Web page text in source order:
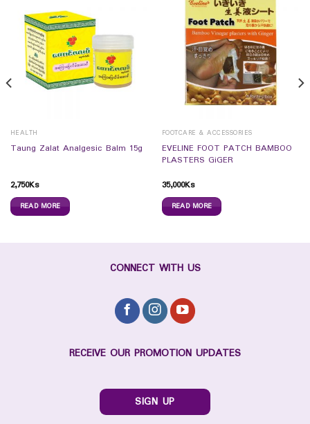
HEALTH
Taung Zalat Analgesic Balm 15g
2,750Ks
READ MORE
FOOTCARE & ACCESSORIES
EVELINE FOOT PATCH BAMBOO
PLASTERS GiGER
35,000Ks
READ MORE
CONNECT WITH US
RECEIVE OUR PROMOTION UPDATES
SIGN UP